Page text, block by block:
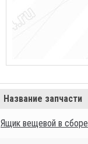
Название запчасти
Ящик вещевой в сборе